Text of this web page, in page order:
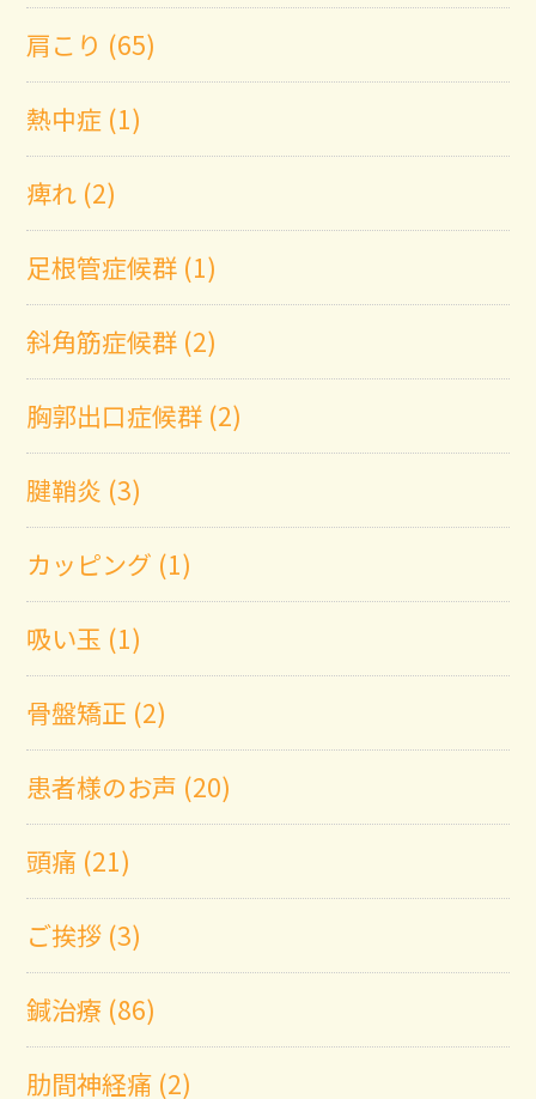
肩こり (65)
熱中症 (1)
痺れ (2)
足根管症候群 (1)
斜角筋症候群 (2)
胸郭出口症候群 (2)
腱鞘炎 (3)
カッピング (1)
吸い玉 (1)
骨盤矯正 (2)
患者様のお声 (20)
頭痛 (21)
ご挨拶 (3)
鍼治療 (86)
肋間神経痛 (2)